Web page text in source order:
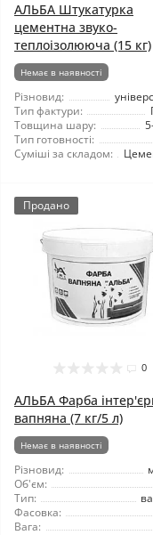
АЛЬБА Штукатурка
цементна звуко-
теплоізолююча (15 кг)
Немає в наявності
Різновид:
Тип фактури:
Товщина шару:
Тип готовності:
Суміші за складом:
Продано
0
АЛЬБА Фарба
вапняна (7 кг/5 л)
Немає в наявності
Різновид:
Об'єм:
Тип:
Фасовка:
Вага: